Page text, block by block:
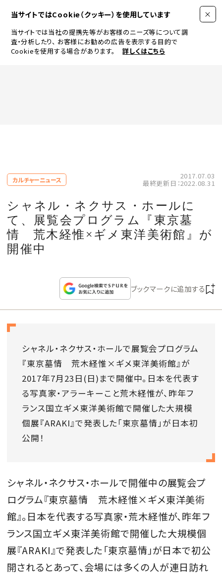
当サイトではCookie（クッキー）を使用しています
当サイトでは当社の提携先等がお客様のニーズ等について調
査・分析したり、 お客様にお勧めの広告を表示する目的で
Cookieを使用する場合があります。
詳しくはこちら
LIFESTYLE
CULTURE
CELEBRITY
COLLECTION
FORTUNE
SDGs
MAGAZINE
Log in or Sign up
SPUR読者のためのメンバーシッププログラム
「The SPUR Club」。便利な機能と特典を無料で楽し
めます。
カルチャーニュース 2017.07.03
最終更新日：2022.08.31
シャネル・ネクサス・ホールに
て、展覧会プログラム『東京墓
情 荒木経惟×ギメ東洋美術館』が
開催中
ブックマークに追加する
シャネル・ネクサス・ホールで展覧会プログラム
『東京墓情 荒木経惟×ギメ東洋美術館』が
2017年7月 23 日 (日) まで開催中。日本を代表す
る写真家・アラーキーこと荒木経惟が、昨年フ
ランス国立ギメ東洋美術館で開催した大規模
個展『ARAKI』で発表した「東京墓情」が日本初
公開！
シャネル・ネクサス・ホールで開催中の展覧会プ
ログラム『東京墓情 荒木経惟×ギメ東洋美術
館』。日本を代表する写真家・荒木経惟が、昨年フ
ランス国立ギメ東洋美術館で開催した大規模個
展『ARAKI』で発表した「東京墓情」が日本で初公
開されるとあって、会場には多くの人が連日訪れ